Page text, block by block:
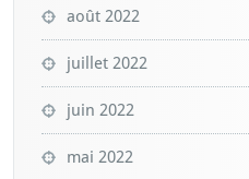
août 2022
juillet 2022
juin 2022
mai 2022